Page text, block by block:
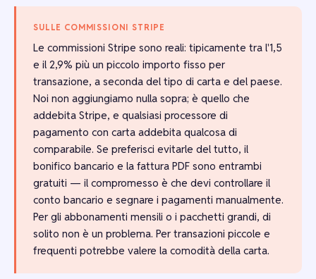
SULLE COMMISSIONI STRIPE
Le commissioni Stripe sono reali: tipicamente tra l'1,5
e il 2,9% più un piccolo importo fisso per
transazione, a seconda del tipo di carta e del paese.
Noi non aggiungiamo nulla sopra; è quello che
addebita Stripe, e qualsiasi processore di
pagamento con carta addebita qualcosa di
comparabile. Se preferisci evitarle del tutto, il
bonifico bancario e la fattura PDF sono entrambi
gratuiti — il compromesso è che devi controllare il
conto bancario e segnare i pagamenti manualmente.
Per gli abbonamenti mensili o i pacchetti grandi, di
solito non è un problema. Per transazioni piccole e
frequenti potrebbe valere la comodità della carta.